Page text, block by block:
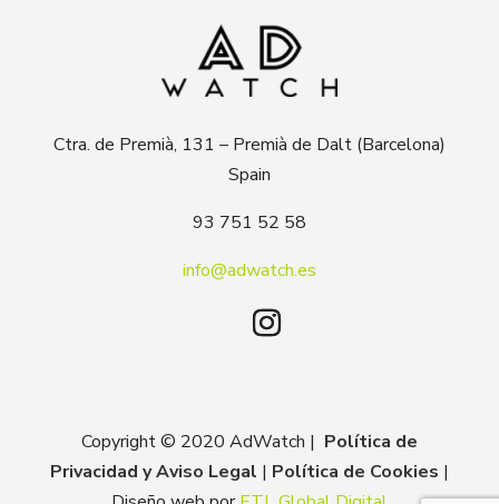
Ctra. de Premià, 131 – Premià de Dalt (Barcelona)
Spain
93 751 52 58
info@adwatch.es
Copyright © 2020 AdWatch | Política de
Privacidad y Aviso Legal | Política de Cookies |